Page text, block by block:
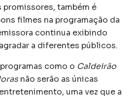
também é
filmes na programação da
continua exibindo
a diferentes públicos.
como o Caldeirão
não serão as únicas
uma vez que a